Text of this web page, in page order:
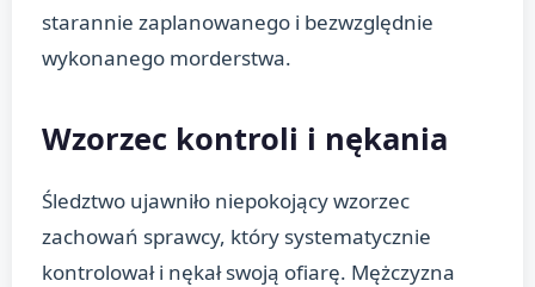
starannie zaplanowanego i bezwzględnie
wykonanego morderstwa.
Wzorzec kontroli i nękania
Śledztwo ujawniło niepokojący wzorzec
zachowań sprawcy, który systematycznie
kontrolował i nękał swoją ofiarę. Mężczyzna